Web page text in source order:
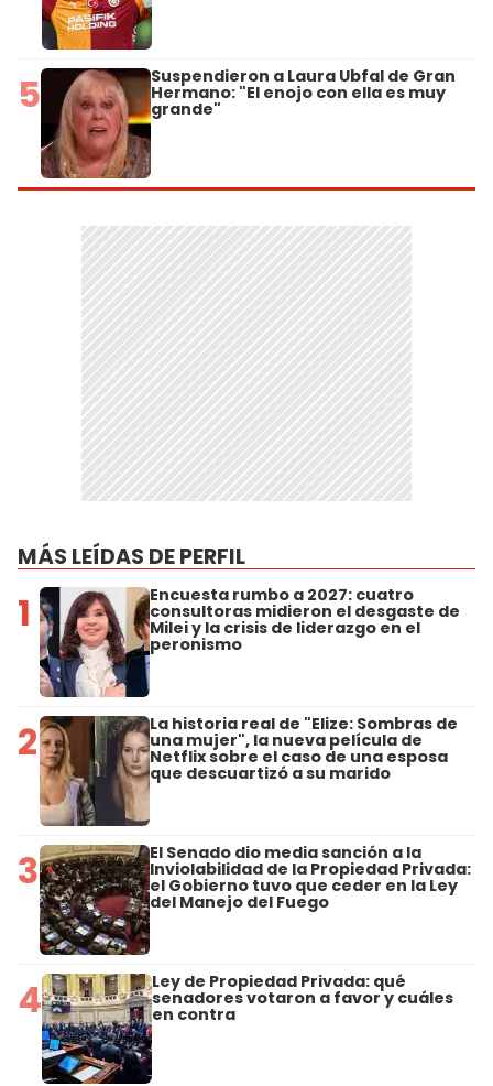
5 Suspendieron a Laura Ubfal de Gran
Hermano: "El enojo con ella es muy
grande"
MÁS LEÍDAS DE PERFIL
1 Encuesta rumbo a 2027: cuatro
consultoras midieron el desgaste de
Milei y la crisis de liderazgo en el
peronismo
2 La historia real de "Elize: Sombras de
una mujer", la nueva película de
Netflix sobre el caso de una esposa
que descuartizó a su marido
3 El Senado dio media sanción a la
Inviolabilidad de la Propiedad Privada:
el Gobierno tuvo que ceder en la Ley
del Manejo del Fuego
4 Ley de Propiedad Privada: qué
senadores votaron a favor y cuáles
en contra